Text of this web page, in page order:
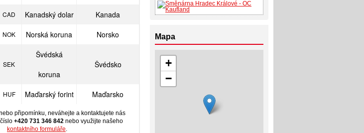
CAD Kanadský dolar Kanada
NOK Norská koruna Norsko
SEK
Švédská
koruna
Švédsko
HUF Maďarský forint Maďarsko
připomínku, neváhejte a kontaktujete nás
+420 731 346 842nebo využijte našeho
kontaktního formuláře.
Mapa
+
−